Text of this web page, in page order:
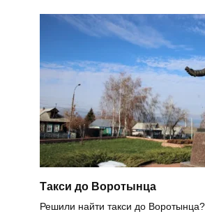
Такси до Воротынца
Решили найти такси до